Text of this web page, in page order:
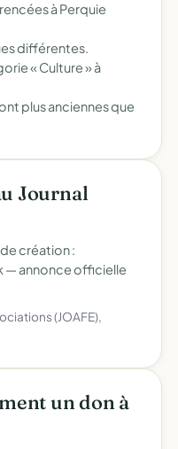
à Perquie
différentes.
« Culture » à
plus anciennes que
Journal
création :
— annonce officielle
(JOAFE),
un don à